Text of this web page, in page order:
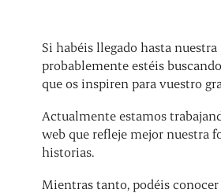
Si habéis llegado hasta nuestra
probablemente estéis
que os inspiren para vuestro
Actualmente estamos
web que refleje mejor nuestra
historias.
Mientras tanto, podéis